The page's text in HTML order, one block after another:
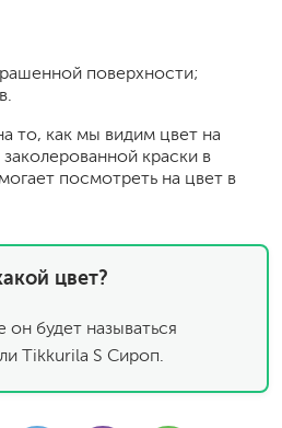
поверхности;
то, как мы видим цвет на
краски в
посмотреть на цвет в
цвет?
будет называться
Tikkurila S Сироп.